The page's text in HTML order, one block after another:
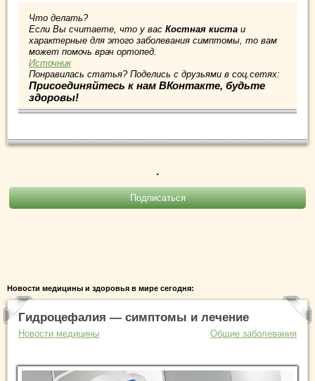
Что делать?
Если Вы считаете, что у вас Костная киста и
характерные для этого заболевания симптомы, то вам
может помочь врач ортопед.
Источник
Понравилась статья? Поделись с друзьями в соц.сетях:
Присоединяйтесь к нам ВКонтакте, будьте
здоровы!
.
Новости медицины и здоровья в мире сегодня:
Гидроцефалия — симптомы и лечение
Новости медицины Общие заболевания